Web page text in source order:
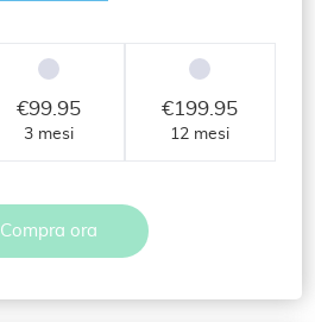
€99.95
3 mesi
€199.95
12 mesi
Compra ora